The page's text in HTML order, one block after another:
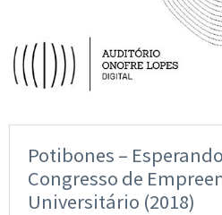
Potibones –
Congresso de
Universitário (2018)